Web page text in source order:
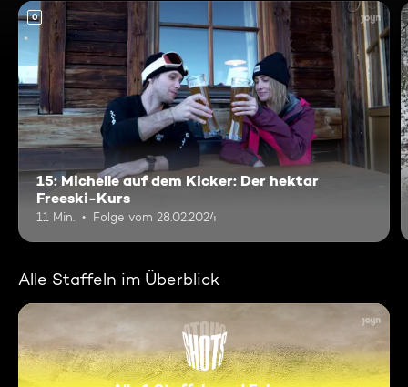
0
15: Michelle auf dem Kicker: Der hektar
Freeski-Kurs
11 Min. Folge vom 28.02.2024
Alle Staffeln im Überblick